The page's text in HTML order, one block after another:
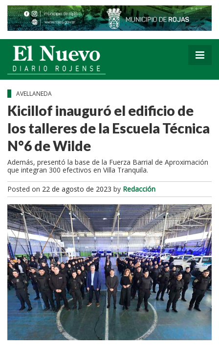
AVELLANEDA
Kicillof inauguró el edificio de
los talleres de la Escuela Técnica
N°6 de Wilde
Además, presentó la base de la Fuerza Barrial de Aproximación
que integran 300 efectivos en Villa Tranquila.
Posted on 22 de agosto de 2023 by Redacción